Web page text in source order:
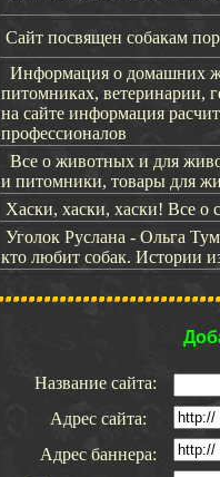
Сайт посвящен собакам
Информация о домашних
питомниках, ветеринарии,
на сайте информация
профессионалов
Все о животных и для
и питомники, товары для
Хаски, хаски, хаски! Все о
Уголок Руслана - Ольга
кто любит собак. Истории
Название сайта:
Адрес сайта:
Адрес баннера: